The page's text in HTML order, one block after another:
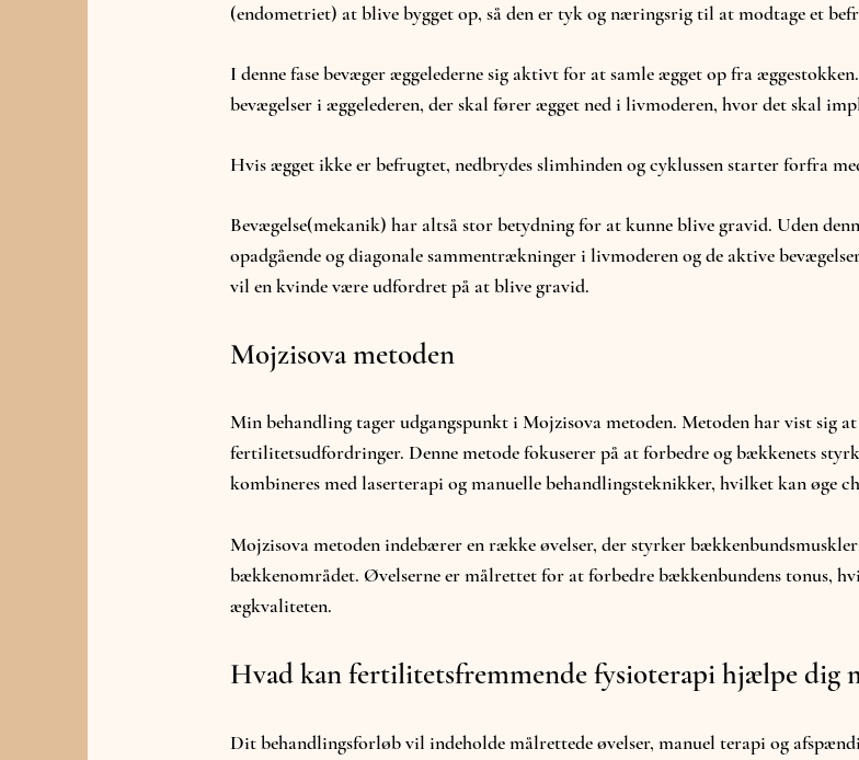
(endometriet) at blive bygget op, så den er tyk og næringsrig til at modtage et
I denne fase bevæger æggelederne sig aktivt for at samle ægget op fra
bevægelser i æggelederen, der skal fører ægget ned i livmoderen, hvor det skal
Hvis ægget ikke er befrugtet, nedbrydes slimhinden og cyklussen starter forfra
Bevægelse(mekanik) har altså stor betydning for at kunne blive gravid. Uden
opadgående og diagonale sammentrækninger i livmoderen og de aktive
vil en kvinde være udfordret på at blive gravid.
Mojzisova metoden
Min behandling tager udgangspunkt i Mojzisova metoden. Metoden har vist sig
fertilitetsudfordringer. Denne metode fokuserer på at forbedre og bækkenets
kombineres med laserterapi og manuelle behandlingsteknikker, hvilket kan øge
Mojzisova metoden indebærer en række øvelser, der styrker
bækkenområdet. Øvelserne er målrettet for at forbedre bækkenbundens tonus,
ægkvaliteten.
Hvad kan fertilitetsfremmende fysioterapi hjælpe dig
Dit behandlingsforløb vil indeholde målrettede øvelser, manuel terapi og